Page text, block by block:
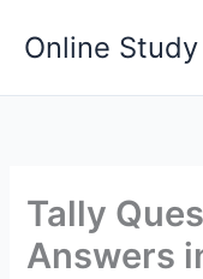
Online
Tally
Answers